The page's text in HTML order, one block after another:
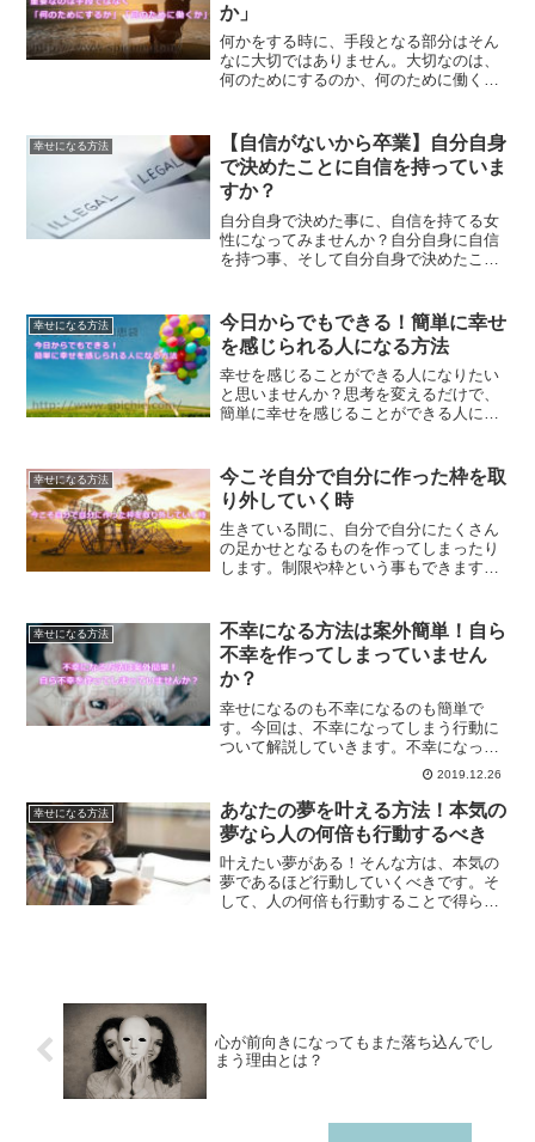
か」
何かをする時に、手段となる部分はそん
なに大切ではありません。大切なのは、
何のためにするのか、何のために働くの
みてください。答えがきっと見つかるは
ずです。
幸せになる方法
【自信がないから卒業】自分自身
で決めたことに自信を持っていま
すか？
自分自身で決めた事に、自信を持てる女
性になってみませんか？自分自身に自信
を持つ事、そして自分自身で決めたこと
で、世界は変わるはずです。
幸せになる方法
今日からでもできる！簡単に幸せ
を感じられる人になる方法
幸せを感じることができる人になりたい
と思いませんか？思考を変えるだけで、
簡単に幸せを感じることができる人にな
んか？
幸せになる方法
今こそ自分で自分に作った枠を取
り外していく時
生きている間に、自分で自分にたくさん
の足かせとなるものを作ってしまったり
します。制限や枠という事もできます
す。
幸せになる方法
不幸になる方法は案外簡単！自ら
不幸を作ってしまっていません
か？
幸せになるのも不幸になるのも簡単で
す。今回は、不幸になってしまう行動に
ついて解説していきます。不幸になって
しまうのには理由があるからです。自ら
不幸を作るのをやめて幸せな人生を送り
ませんか？
2019.12.26
幸せになる方法
あなたの夢を叶える方法！本気の
夢なら人の何倍も行動するべき
叶えたい夢がある！そんな方は、本気の
夢であるほど行動していくべきです。そ
して、人の何倍も行動することで得られ
心が前向きになってもまた落ち込んでし
まう理由とは？